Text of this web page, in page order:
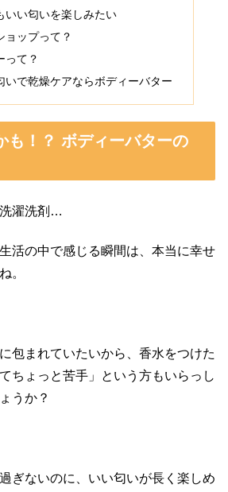
いい匂いを楽しみたい
ョップって？
って？
で乾燥ケアならボディーバター
も！？ ボディーバターの
濯洗剤…
活の中で感じる瞬間は、本当に幸せ
。
包まれていたいから、香水をつけた
ちょっと苦手」という方もいらっし
うか？
ぎないのに、いい匂いが長く楽しめ